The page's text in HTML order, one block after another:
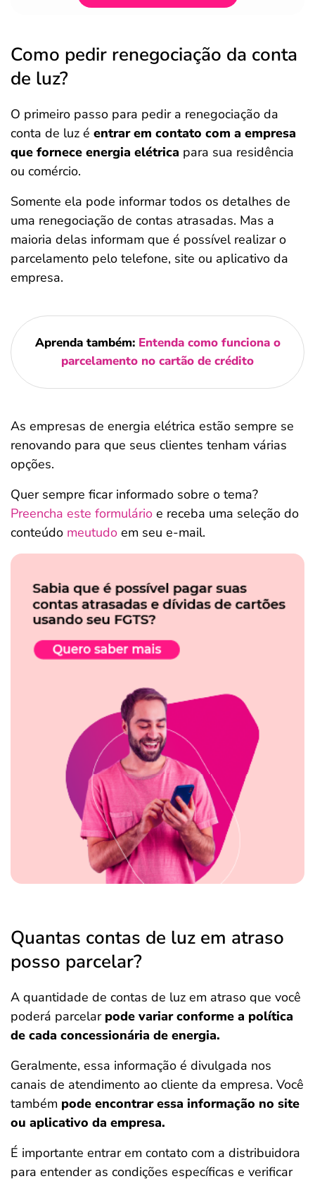
Como pedir renegociação da conta
de luz?
O primeiro passo para pedir a renegociação da
conta de luz é entrar em contato com a empresa
que fornece energia elétrica para sua residência
ou comércio.
Somente ela pode informar todos os detalhes de
uma renegociação de contas atrasadas. Mas a
maioria delas informam que é possível realizar o
parcelamento pelo telefone, site ou aplicativo da
empresa.
Aprenda também: Entenda como funciona o
parcelamento no cartão de crédito
As empresas de energia elétrica estão sempre se
renovando para que seus clientes tenham várias
opções.
Quer sempre ficar informado sobre o tema?
Preencha este formulário e receba uma seleção do
conteúdo meutudo em seu e-mail.
Quantas contas de luz em atraso
posso parcelar?
A quantidade de contas de luz em atraso que você
poderá parcelarpode variar conforme a política
de cada concessionária de energia.
Geralmente, essa informação é divulgada nos
canais de atendimento ao cliente da empresa. Você
também pode encontrar essa informação no site
ou aplicativo da empresa.
É importante entrar em contato com a distribuidora
para entender as condições específicas e verificar